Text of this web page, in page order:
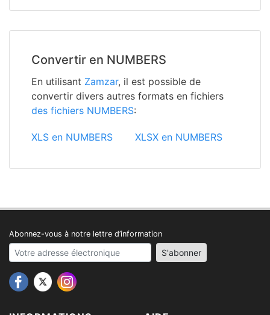
Convertir en NUMBERS
En utilisant Zamzar, il est possible de
convertir divers autres formats en fichiers
des fichiers NUMBERS:
XLS en NUMBERS XLSX en NUMBERS
Abonnez-vous à notre lettre d’information
Your email address S'abonner